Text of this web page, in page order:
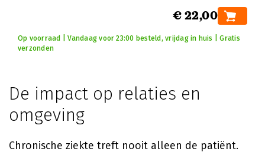
€ 22,00
Op voorraad | Vandaag voor 23:00 besteld, vrijdag in huis | Gratis
verzonden
De impact op relaties en
omgeving
Chronische ziekte treft nooit alleen de patiënt.